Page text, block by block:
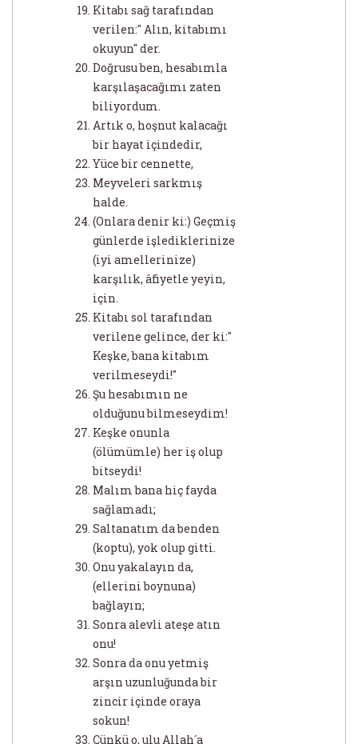
Kitabı sağ tarafından
verilen:" Alın, kitabımı
okuyun" der.
Doğrusu ben, hesabımla
karşılaşacağımı zaten
biliyordum.
Artık o, hoşnut kalacağı
bir hayat içindedir,
Yüce bir cennette,
Meyveleri sarkmış
halde.
(Onlara denir ki:) Geçmiş
günlerde işlediklerinize
(iyi amellerinize)
karşılık, âfiyetle yeyin,
için.
Kitabı sol tarafından
verilene gelince, der ki:"
Keşke, bana kitabım
verilmeseydi!"
Şu hesabımın ne
olduğunu bilmeseydim!
Keşke onunla
(ölümümle) her iş olup
bitseydi!
Malım bana hiç fayda
sağlamadı;
Saltanatım da benden
(koptu), yok olup gitti.
Onu yakalayın da,
(ellerini boynuna)
bağlayın;
Sonra alevli ateşe atın
onu!
Sonra da onu yetmiş
arşın uzunluğunda bir
zincir içinde oraya
sokun!
Çünkü o, ulu Allah´a